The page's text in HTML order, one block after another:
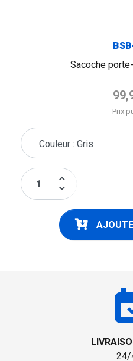
Sacoche
Prix
keyboard_arrow_up
keyboard_arrow_down
24/